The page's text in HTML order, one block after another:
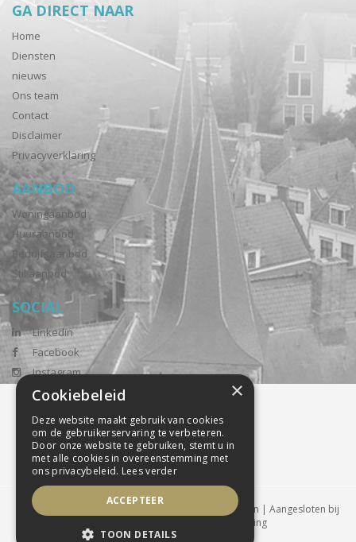
GA DIRECT NAAR
Home
Diensten
nieuws
Ons team
Contact
Disclaimer
Privacyverklaring
AANBOD
Woningaanbod
Huuraanbod
Bedrijfsaanbod
Stil aanbod
SOCIAL
Linkedin
Facebook
Instagram
Powered by Goes & Roos Alle rechten voorbehouden | Aangesloten bij
Privacyverklaring
×
Cookiebeleid
Deze website maakt gebruik van cookies
om de gebruikerservaring te verbeteren.
Door onze website te gebruiken, stemt u in
met alle cookies in overeenstemming met
ons privacybeleid. Lees verder
ACCEPTEER
TOON DETAILS